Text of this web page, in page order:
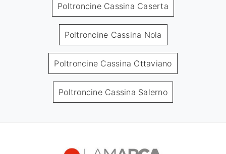
Poltroncine Cassina Caserta
Poltroncine Cassina Nola
Poltroncine Cassina Ottaviano
Poltroncine Cassina Salerno